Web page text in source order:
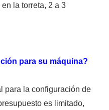
la torreta, 2 a 3
para su máquina?
para la configuración de
es limitado,